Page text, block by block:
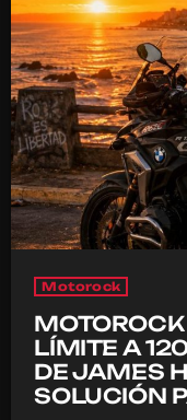
Motorock
MOTOROCK
LÍMITE A
DE JAMES
SOLUCIÓN